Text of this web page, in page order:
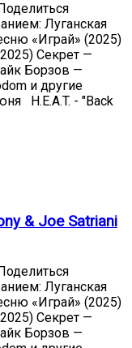
Луганская
«Играй» (2025)
Секрет —
Борзов —
и другие
H.E.A.T. - "Back
& Joe Satriani
Луганская
«Играй» (2025)
Секрет —
Борзов —